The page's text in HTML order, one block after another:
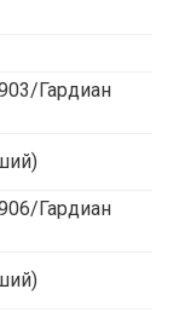
Гардиан
Гардиан